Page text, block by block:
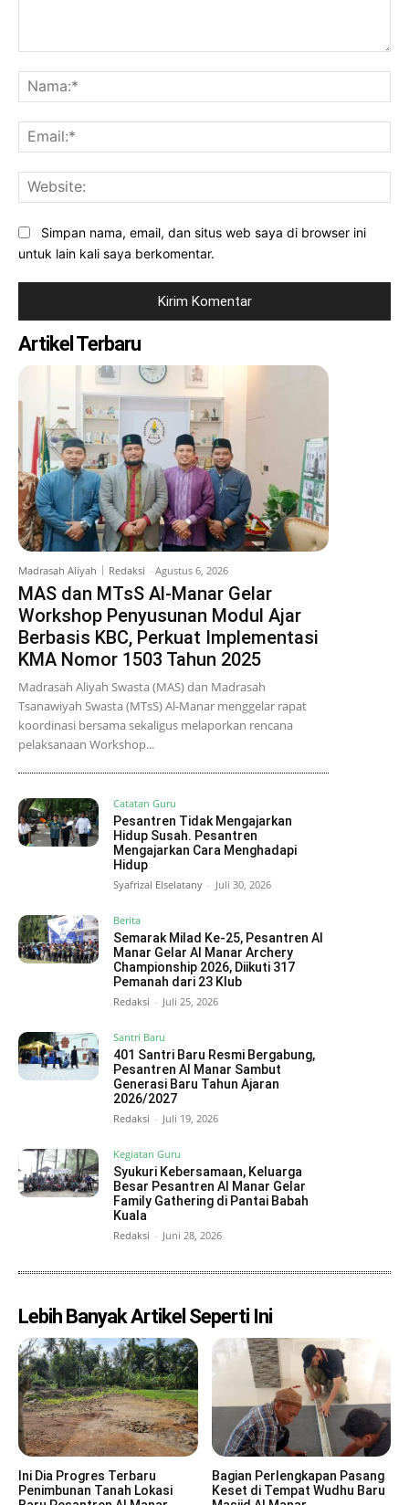
Simpan nama, email, dan situs web saya di browser ini
untuk lain kali saya berkomentar.
Artikel Terbaru
Madrasah Aliyah Redaksi - Agustus 6, 2026
MAS dan MTsS Al-Manar Gelar
Workshop Penyusunan Modul Ajar
Berbasis KBC, Perkuat Implementasi
KMA Nomor 1503 Tahun 2025
Madrasah Aliyah Swasta (MAS) dan Madrasah
Tsanawiyah Swasta (MTsS) Al-Manar menggelar rapat
koordinasi bersama sekaligus melaporkan rencana
pelaksanaan Workshop...
Catatan Guru
Pesantren Tidak Mengajarkan
Hidup Susah. Pesantren
Mengajarkan Cara Menghadapi
Hidup
Syafrizal Elselatany - Juli 30, 2026
Berita
Semarak Milad Ke-25, Pesantren Al
Manar Gelar Al Manar Archery
Championship 2026, Diikuti 317
Pemanah dari 23 Klub
Redaksi - Juli 25, 2026
Santri Baru
401 Santri Baru Resmi Bergabung,
Pesantren Al Manar Sambut
Generasi Baru Tahun Ajaran
2026/2027
Redaksi - Juli 19, 2026
Kegiatan Guru
Syukuri Kebersamaan, Keluarga
Besar Pesantren Al Manar Gelar
Family Gathering di Pantai Babah
Kuala
Redaksi - Juni 28, 2026
Lebih Banyak Artikel Seperti Ini
Ini Dia Progres Terbaru
Penimbunan Tanah Lokasi
Bagian Perlengkapan Pasang
Keset di Tempat Wudhu Baru